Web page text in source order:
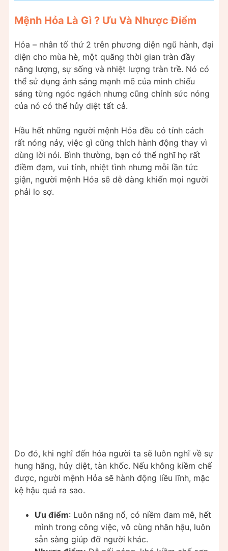
Mệnh Hỏa Là Gì ? Ưu Và Nhược Điểm
Hỏa – nhân tố thứ 2 trên phương diện ngũ hành, đại
diện cho mùa hè, một quãng thời gian tràn đầy
năng lượng, sự sống và nhiệt lượng tràn trề. Nó có
thể sử dụng ánh sáng mạnh mẽ của mình chiếu
sáng từng ngóc ngách nhưng cũng chính sức nóng
của nó có thể hủy diệt tất cả.
Hầu hết những người mệnh Hỏa đều có tính cách
rất nóng nảy, việc gì cũng thích hành động thay vì
dùng lời nói. Bình thường, bạn có thể nghĩ họ rất
điềm đạm, vui tính, nhiệt tình nhưng mỗi lần tức
giận, người mệnh Hỏa sẽ dễ dàng khiến mọi người
phải lo sợ.
Do đó, khi nghĩ đến hỏa người ta sẽ luôn nghĩ về sự
hung hăng, hủy diệt, tàn khốc. Nếu không kiềm chế
được, người mệnh Hỏa sẽ hành động liều lĩnh, mặc
kệ hậu quả ra sao.
Ưu điểm: Luôn năng nổ, có niềm đam mê, hết
mình trong công việc, vô cùng nhân hậu, luôn
sẵn sàng giúp đỡ người khác.